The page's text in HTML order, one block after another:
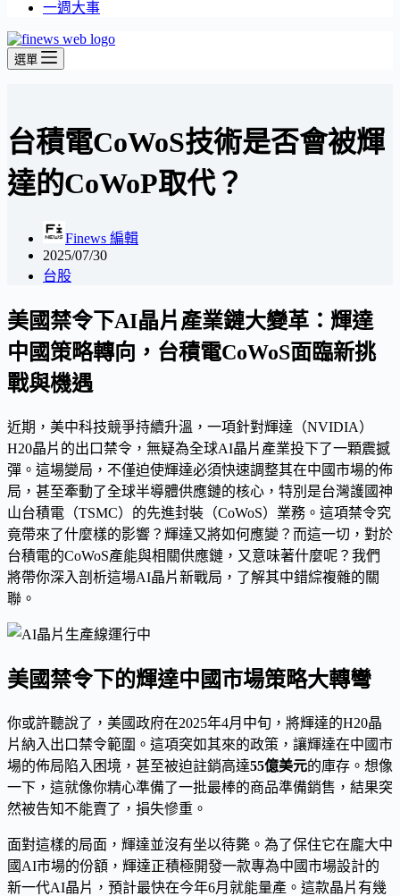
一週大事
選單
台積電CoWoS技術是否會被輝
達的CoWoP取代？
Finews 編輯
2025/07/30
台股
美國禁令下AI晶片產業鏈大變革：輝達
中國策略轉向，台積電CoWoS面臨新挑
戰與機遇
近期，美中科技競爭持續升溫，一項針對輝達（NVIDIA）
H20晶片的出口禁令，無疑為全球AI晶片產業投下了一顆震撼
彈。這場變局，不僅迫使輝達必須快速調整其在中國市場的佈
局，甚至牽動了全球半導體供應鏈的核心，特別是台灣護國神
山台積電（TSMC）的先進封裝（CoWoS）業務。這項禁令究
竟帶來了什麼樣的影響？輝達又將如何應變？而這一切，對於
台積電的CoWoS產能與相關供應鏈，又意味著什麼呢？我們
將帶你深入剖析這場AI晶片新戰局，了解其中錯綜複雜的關
聯。
美國禁令下的輝達中國市場策略大轉彎
你或許聽說了，美國政府在2025年4月中旬，將輝達的H20晶
片納入出口禁令範圍。這項突如其來的政策，讓輝達在中國市
場的佈局陷入困境，甚至被迫註銷高達55億美元的庫存。想像
一下，這就像你精心準備了一批最棒的商品準備銷售，結果突
然被告知不能賣了，損失慘重。
面對這樣的局面，輝達並沒有坐以待斃。為了保住它在龐大中
國AI市場的份額，輝達正積極開發一款專為中國市場設計的
新一代AI晶片，預計最快在今年6月就能量產。這款晶片有幾